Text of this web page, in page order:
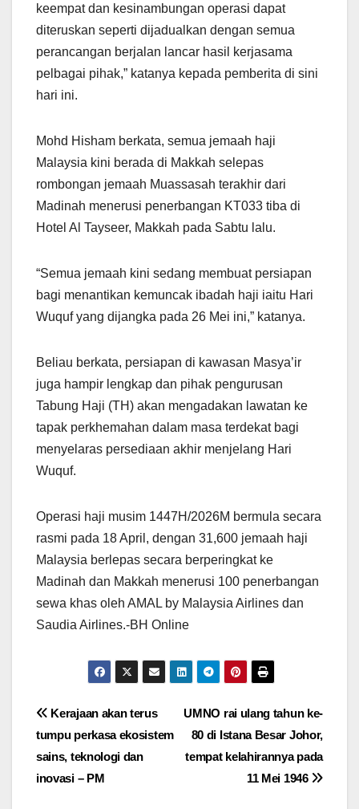
keempat dan kesinambungan operasi dapat
diteruskan seperti dijadualkan dengan semua
perancangan berjalan lancar hasil kerjasama
pelbagai pihak,” katanya kepada pemberita di sini
hari ini.
Mohd Hisham berkata, semua jemaah haji
Malaysia kini berada di Makkah selepas
rombongan jemaah Muassasah terakhir dari
Madinah menerusi penerbangan KT033 tiba di
Hotel Al Tayseer, Makkah pada Sabtu lalu.
“Semua jemaah kini sedang membuat persiapan
bagi menantikan kemuncak ibadah haji iaitu Hari
Wuquf yang dijangka pada 26 Mei ini,” katanya.
Beliau berkata, persiapan di kawasan Masya’ir
juga hampir lengkap dan pihak pengurusan
Tabung Haji (TH) akan mengadakan lawatan ke
tapak perkhemahan dalam masa terdekat bagi
menyelaras persediaan akhir menjelang Hari
Wuquf.
Operasi haji musim 1447H/2026M bermula secara
rasmi pada 18 April, dengan 31,600 jemaah haji
Malaysia berlepas secara berperingkat ke
Madinah dan Makkah menerusi 100 penerbangan
sewa khas oleh AMAL by Malaysia Airlines dan
Saudia Airlines.-BH Online
Post
navigation
UMNO rai ulang tahun ke-
80 di Istana Besar Johor,
tempat kelahirannya pada
11 Mei 1946
Kerajaan akan terus
tumpu perkasa ekosistem
sains, teknologi dan
inovasi – PM